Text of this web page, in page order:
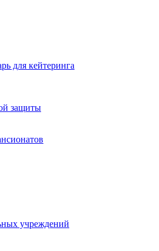
для кейтеринга
защиты
учреждений